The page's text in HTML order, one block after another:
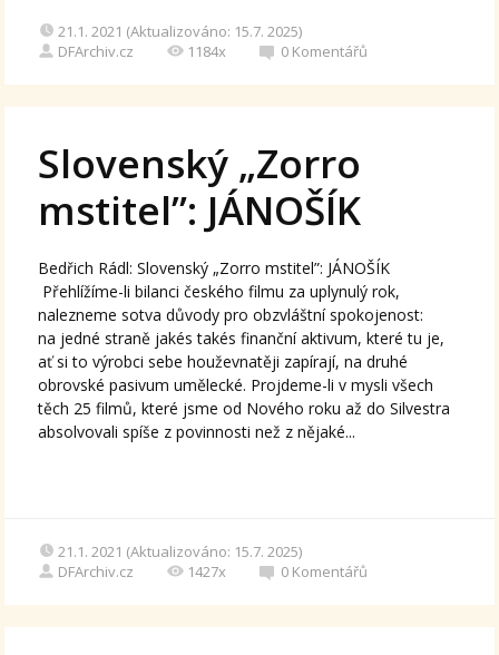
21.1. 2021 (Aktualizováno: 15.7. 2025)
DFArchiv.cz
1184x 0 Komentářů
Slovenský „Zorro
mstitel”: JÁNOŠÍK
Bedřich Rádl: Slovenský „Zorro mstitel”: JÁNOŠÍK
Přehlížíme-li bilanci českého filmu za uplynulý rok,
nalezneme sotva důvody pro obzvláštní spokojenost:
na jedné straně jakés takés finanční aktivum, které tu je,
ať si to výrobci sebe houževnatěji zapírají, na druhé
obrovské pasivum umělecké. Projdeme-li v mysli všech
těch 25 filmů, které jsme od Nového roku až do Silvestra
absolvovali spíše z povinnosti než z nějaké...
21.1. 2021 (Aktualizováno: 15.7. 2025)
DFArchiv.cz
1427x 0 Komentářů